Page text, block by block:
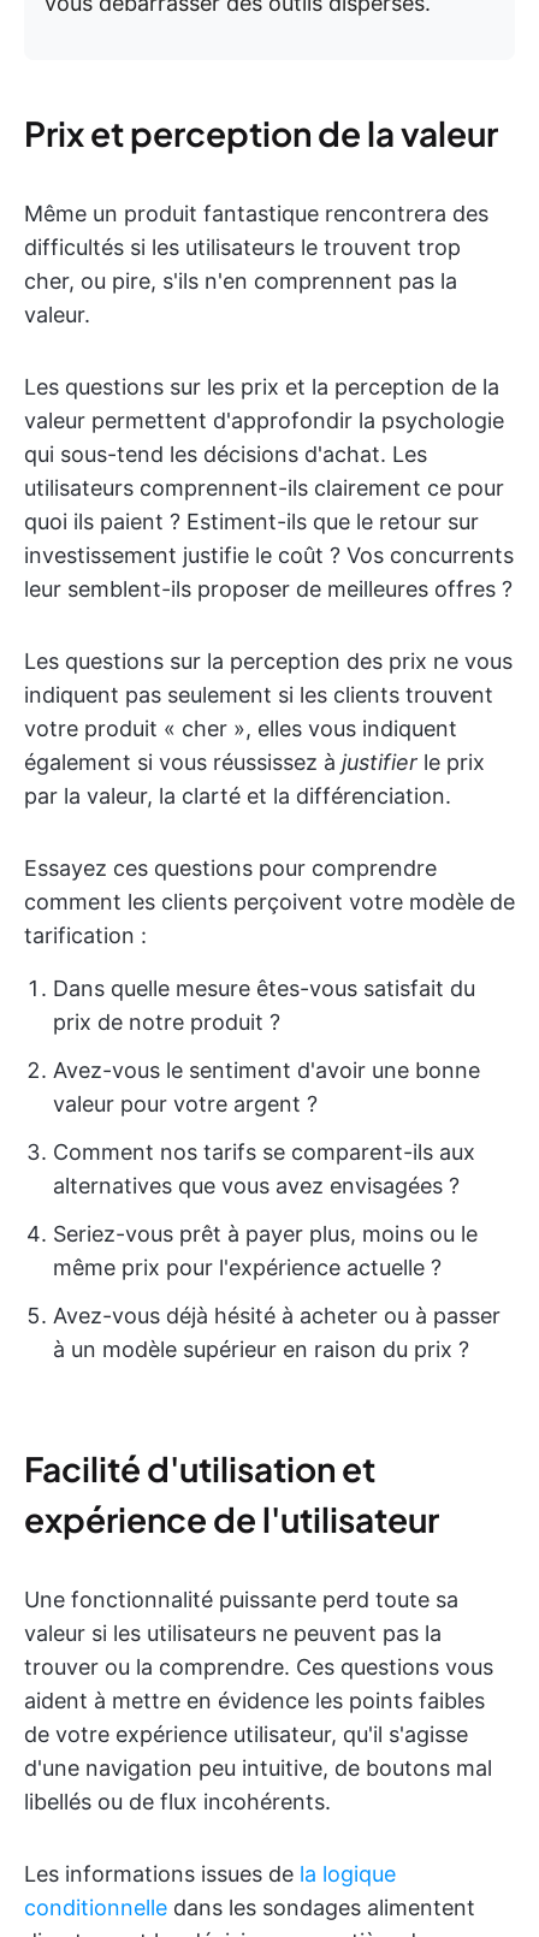
Prix et perception de la valeur
Même un produit fantastique rencontrera des
difficultés si les utilisateurs le trouvent trop
cher, ou pire, s'ils n'en comprennent pas la
valeur.
Les questions sur les prix et la perception de la
valeur permettent d'approfondir la psychologie
qui sous-tend les décisions d'achat. Les
utilisateurs comprennent-ils clairement ce pour
quoi ils paient ? Estiment-ils que le retour sur
investissement justifie le coût ? Vos concurrents
leur semblent-ils proposer de meilleures offres ?
Les questions sur la perception des prix ne vous
indiquent pas seulement si les clients trouvent
votre produit « cher », elles vous indiquent
également si vous réussissez à justifier le prix
par la valeur, la clarté et la différenciation.
Essayez ces questions pour comprendre
comment les clients perçoivent votre modèle de
tarification :
Dans quelle mesure êtes-vous satisfait du
prix de notre produit ?
Avez-vous le sentiment d'avoir une bonne
valeur pour votre argent ?
Comment nos tarifs se comparent-ils aux
alternatives que vous avez envisagées ?
Seriez-vous prêt à payer plus, moins ou le
même prix pour l'expérience actuelle ?
Avez-vous déjà hésité à acheter ou à passer
à un modèle supérieur en raison du prix ?
Facilité d'utilisation et
expérience de l'utilisateur
Une fonctionnalité puissante perd toute sa
valeur si les utilisateurs ne peuvent pas la
trouver ou la comprendre. Ces questions vous
aident à mettre en évidence les points faibles
de votre expérience utilisateur, qu'il s'agisse
d'une navigation peu intuitive, de boutons mal
libellés ou de flux incohérents.
Les informations issues de la logique
conditionnelle dans les sondages alimentent